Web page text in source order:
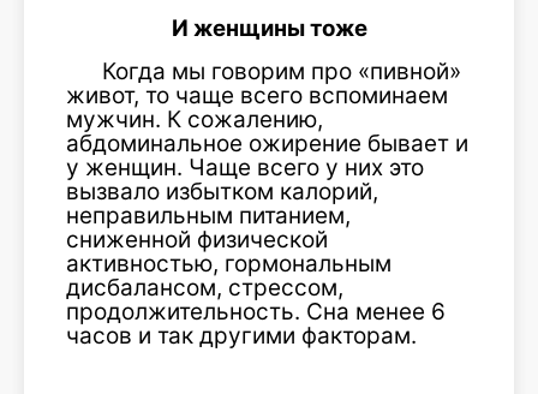
И женщины тоже
Когда мы говорим про «пивной»
живот, то чаще всего вспоминаем
мужчин. К сожалению,
абдоминальное ожирение бывает и
у женщин. Чаще всего у них это
вызвало избытком калорий,
неправильным питанием,
сниженной физической
активностью, гормональным
дисбалансом, стрессом,
продолжительность. Сна менее 6
часов и так другими факторам.